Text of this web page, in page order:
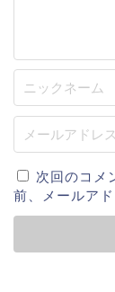
次回のコメ
前、メールア